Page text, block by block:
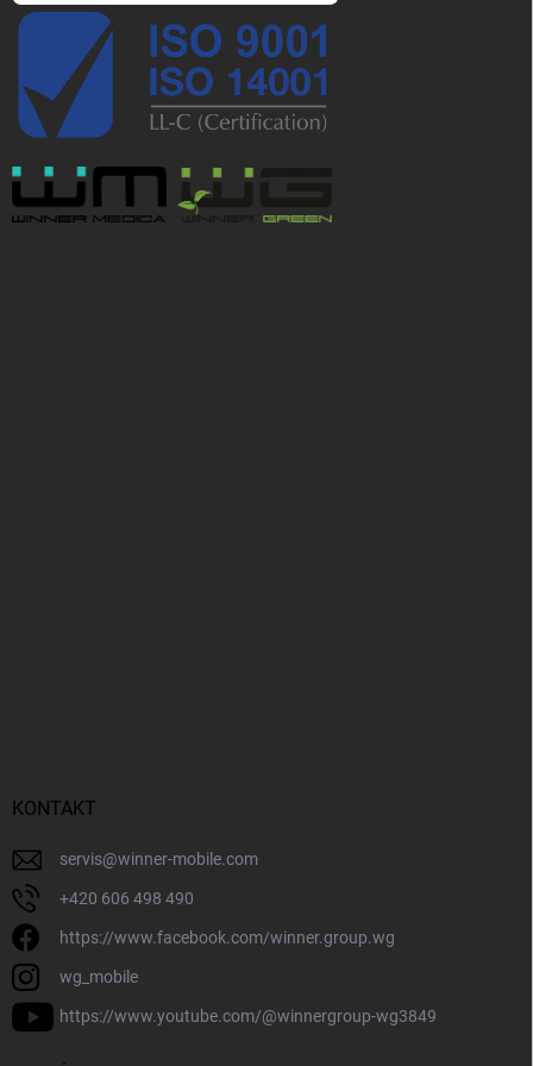
KONTAKT
servis@winner-mobile.com
+420 606 498 490
https://www.facebook.com/winner.group.wg
wg_mobile
https://www.youtube.com/@winnergroup-wg3849